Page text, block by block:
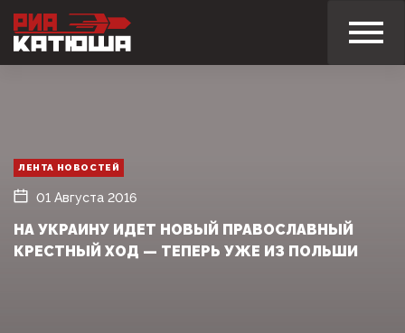
ЛЕНТА НОВОСТЕЙ
01 Августа 2016
НА УКРАИНУ ИДЕТ НОВЫЙ ПРАВОСЛАВНЫЙ
КРЕСТНЫЙ ХОД — ТЕПЕРЬ УЖЕ ИЗ ПОЛЬШИ